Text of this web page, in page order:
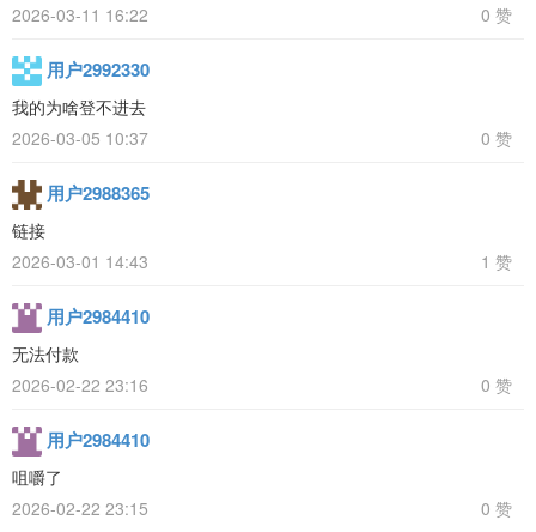
2026-03-11 16:22
0 赞
用户2992330
我的为啥登不进去
2026-03-05 10:37
0 赞
用户2988365
链接
2026-03-01 14:43
1 赞
用户2984410
无法付款
2026-02-22 23:16
0 赞
用户2984410
咀嚼了
2026-02-22 23:15
0 赞